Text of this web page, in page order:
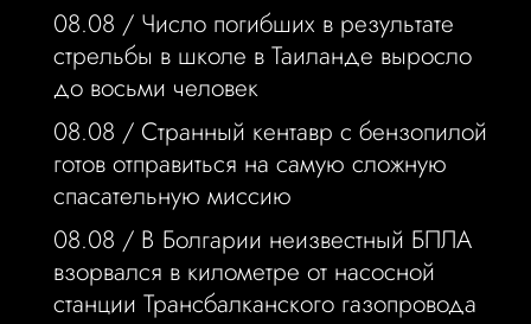
08.08 / Число погибших в результате
стрельбы в школе в Таиланде выросло
до восьми человек
08.08 / Странный кентавр с бензопилой
готов отправиться на самую сложную
спасательную миссию
08.08 / В Болгарии неизвестный БПЛА
взорвался в километре от насосной
станции Трансбалканского газопровода